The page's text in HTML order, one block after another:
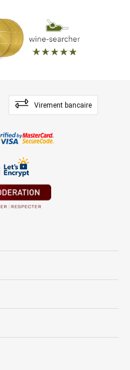
Virement bancaire